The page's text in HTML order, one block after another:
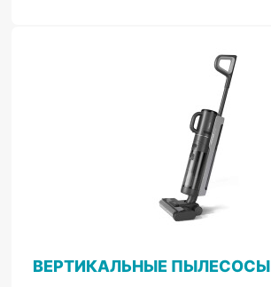
ВЕРТИКАЛЬНЫЕ ПЫЛЕСОСЫ